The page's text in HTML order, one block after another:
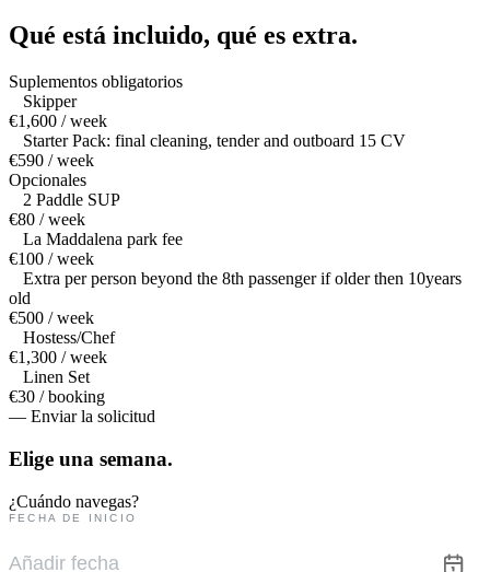
Qué está incluido, qué es extra.
Suplementos obligatorios
Skipper
€1,600 / week
Starter Pack: final cleaning, tender and outboard 15 CV
€590 / week
Opcionales
2 Paddle SUP
€80 / week
La Maddalena park fee
€100 / week
Extra per person beyond the 8th passenger if older then 10years
old
€500 / week
Hostess/Chef
€1,300 / week
Linen Set
€30 / booking
— Enviar la solicitud
Elige una semana.
¿Cuándo navegas?
FECHA DE INICIO